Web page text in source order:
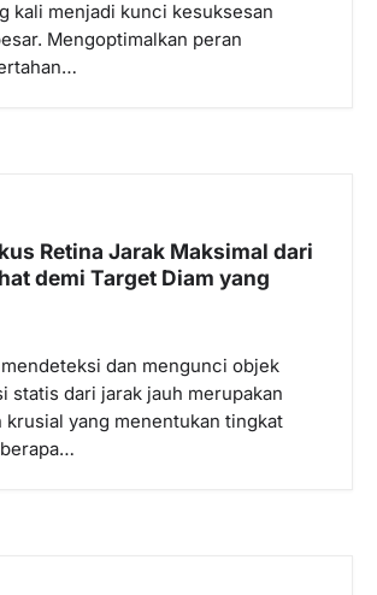
kali menjadi kunci kesuksesan
Mengoptimalkan peran
Retina Jarak Maksimal dari
demi Target Diam yang
mendeteksi dan mengunci objek
statis dari jarak jauh merupakan
krusial yang menentukan tingkat